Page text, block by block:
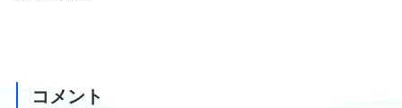
コメント